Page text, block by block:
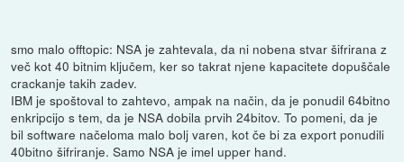
smo malo offtopic: NSA je zahtevala, da ni nobena stvar šifrirana z
več kot 40 bitnim ključem, ker so takrat njene kapacitete dopuščale
crackanje takih zadev.
IBM je spoštoval to zahtevo, ampak na način, da je ponudil 64bitno
enkripcijo s tem, da je NSA dobila prvih 24bitov. To pomeni, da je
bil software načeloma malo bolj varen, kot če bi za export ponudili
40bitno šifriranje. Samo NSA je imel upper hand.